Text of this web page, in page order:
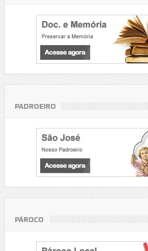
PADROEIRO
PÁROCO